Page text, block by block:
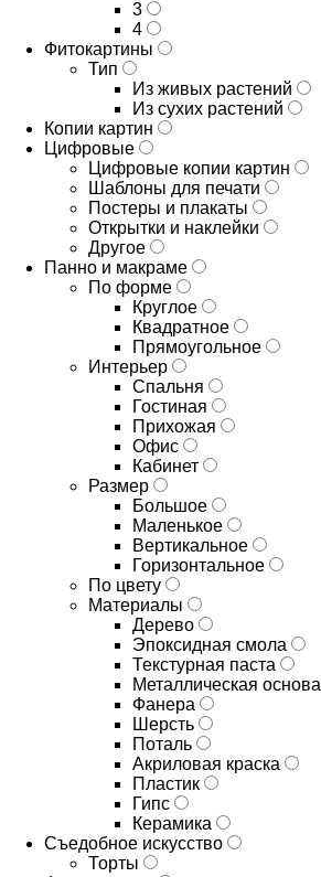
3
4
Фитокартины
Тип
Из живых растений
Из сухих растений
Копии картин
Цифровые
Цифровые копии картин
Шаблоны для печати
Постеры и плакаты
Открытки и наклейки
Другое
Панно и макраме
По форме
Круглое
Квадратное
Прямоугольное
Интерьер
Спальня
Гостиная
Прихожая
Офис
Кабинет
Размер
Большое
Маленькое
Вертикальное
Горизонтальное
По цвету
Материалы
Дерево
Эпоксидная смола
Текстурная паста
Металлическая основа
Фанера
Шерсть
Поталь
Акриловая краска
Пластик
Гипс
Керамика
Съедобное искусство
Торты